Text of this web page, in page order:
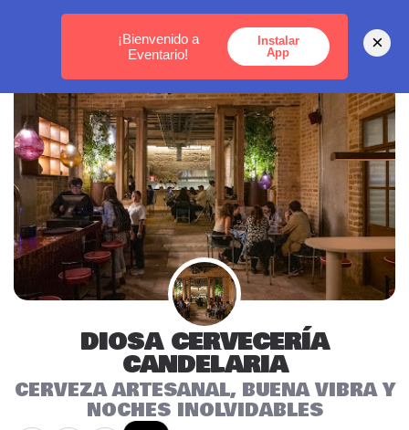
MEDELLÍN - BOGOTÁ - CARTAGENA
DIOSA CERVECERÍA
CANDELARIA
CERVEZA ARTESANAL, BUENA VIBRA Y
NOCHES INOLVIDABLES
¡Bienvenido a
Eventario!
Instalar
App
×